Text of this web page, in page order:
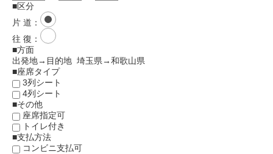
■区分
片 道 ：
往 復 ：
■方面
出発地→目的地 埼玉県→和歌山県
■座席タイプ
3列シート
4列シート
■その他
座席指定可
トイレ付き
■支払方法
コンビニ支払可